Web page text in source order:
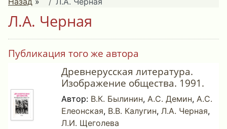
Л.А. Черная
Публикация того же автора
Древнерусская литература.
Изображение общества. 1991.
Автор: В.К. Былинин, А.С. Демин, А.С.
Елеонская, В.В. Калугин, Л.А. Черная,
Л.И. Щеголева